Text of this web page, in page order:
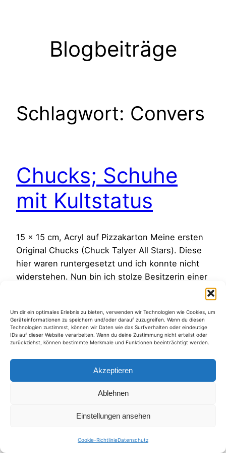
Um dir ein optimales Erlebnis zu bieten, verwenden wir Technologien wie Cookies, um
Geräteinformationen zu speichern und/oder darauf zuzugreifen. Wenn du diesen
Technologien zustimmst, können wir Daten wie das Surfverhalten oder eindeutige
IDs auf dieser Website verarbeiten. Wenn du deine Zustimmung nicht erteilst oder
zurückziehst, können bestimmte Merkmale und Funktionen beeinträchtigt werden.
Akzeptieren
Ablehnen
Einstellungen ansehen
Cookie-RichtlinieDatenschutz
Blogbeiträge
Schlagwort: Convers
Chucks; Schuhe
mit Kultstatus
15 x 15 cm, Acryl auf Pizzakarton Meine ersten
Original Chucks (Chuck Talyer All Stars). Diese
hier waren runtergesetzt und ich konnte nicht
widerstehen. Nun bin ich stolze Besitzerin einer
Kultmarke, in der einst schon James Dean, Elvis
liefen ehrten :-). Beliebt waren und sind sie…
20. Juni 2012